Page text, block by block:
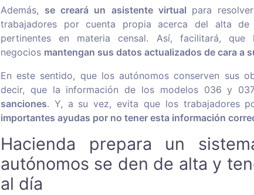
Además, se creará un asistente virtual para
trabajadores por cuenta propia acerca del alta
pertinentes en materia censal. Así, facilitará,
negocios mantengan sus datos actualizados de cara a
En este sentido, que los autónomos conserven sus
decir, que la información de los modelos 036 y
sanciones. Y, a su vez, evita que los trabajadores
importantes ayudas por no tener esta información
Hacienda prepara un
autónomos se den de alta y
al día